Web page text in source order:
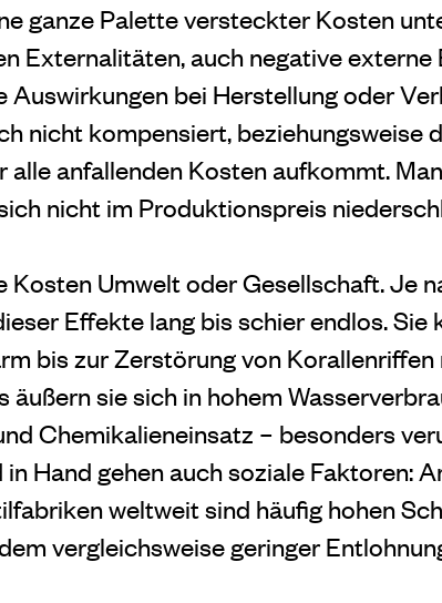
ganze Palette versteckter Kosten
Externalitäten, auch negative externe
Auswirkungen bei Herstellung oder
nicht kompensiert, beziehungsweise
alle anfallenden Kosten aufkommt.
nicht im Produktionspreis
Kosten Umwelt oder Gesellschaft. Je
Effekte lang bis schier endlos. Sie
bis zur Zerstörung von Korallenriffen
äußern sie sich in hohem
Chemikalieneinsatz – besonders
Hand gehen auch soziale Faktoren:
weltweit sind häufig hohen
vergleichsweise geringer